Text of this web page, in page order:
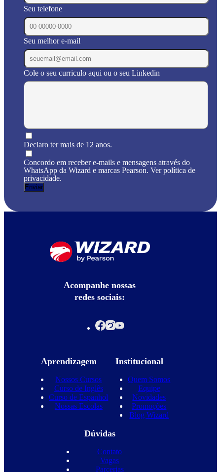
Seu telefone
Seu melhor e-mail
Cole o seu curriculo aqui ou o seu Linkedin
Declaro ter mais de 12 anos.
Concordo em receber e-mails e mensagens através do
WhatsApp da Wizard e marcas Pearson. Ver política de
privacidade.
Acompanhe nossas
redes sociais:
Aprendizagem
Nossos Cursos
Curso de Inglês
Curso de Espanhol
Nossas Escolas
Institucional
Quem Somos
Equipe
Novidades
Promoções
Blog Wizard
Dúvidas
Contato
Vagas
Parcerias